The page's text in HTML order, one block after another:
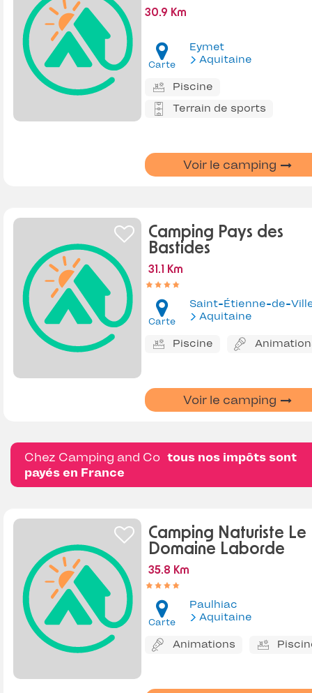
30.9 Km
Carte
Eymet
Aquitaine
Piscine
Terrain de sports
Voir le camping
Camping Pays des
Bastides
31.1 Km
Carte Aquitaine
Piscine
Voir le camping
Chez Camping and Co tous nos impôts sont
payés en France
Camping Naturiste Le
Domaine Laborde
35.8 Km
Carte
Paulhiac
Aquitaine
Animations